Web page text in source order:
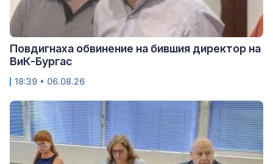
Повдигнаха обвинение на бившия директор на
ВиК-Бургас
18:39 • 06.08.26